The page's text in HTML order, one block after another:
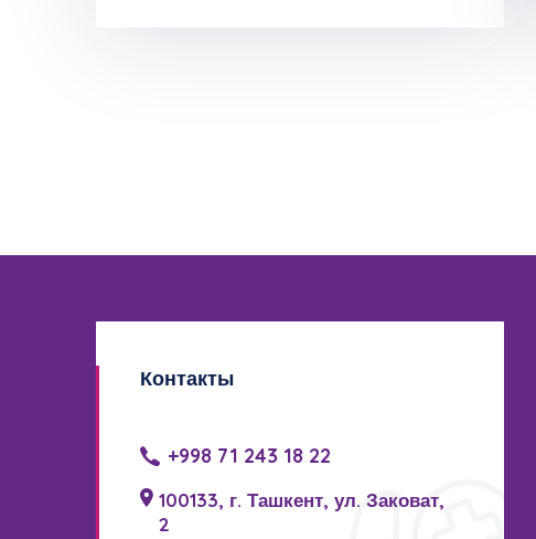
Контакты
+998 71 243 18 22
100133, г. Ташкент, ул. Заковат,
2